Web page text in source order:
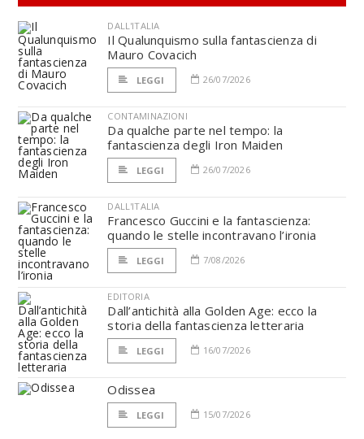
DALL'ITALIA
Il Qualunquismo sulla fantascienza di
Mauro Covacich
LEGGI 26/07/2026
CONTAMINAZIONI
Da qualche parte nel tempo: la
fantascienza degli Iron Maiden
LEGGI 26/07/2026
DALL'ITALIA
Francesco Guccini e la fantascienza:
quando le stelle incontravano l’ironia
LEGGI 7/08/2026
EDITORIA
Dall’antichità alla Golden Age: ecco la
storia della fantascienza letteraria
LEGGI 16/07/2026
Odissea
LEGGI 15/07/2026